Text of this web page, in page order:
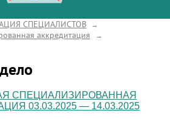
СПЕЦИАЛИСТОВ →
аккредитация →
СПЕЦИАЛИЗИРОВАННАЯ
03.03.2025 — 14.03.2025